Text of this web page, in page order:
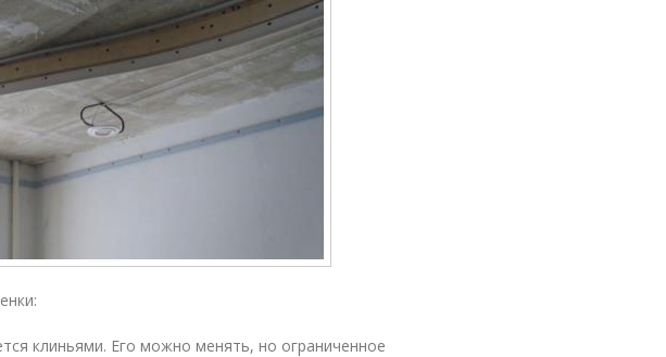
клиньями. Его можно менять, но ограниченное